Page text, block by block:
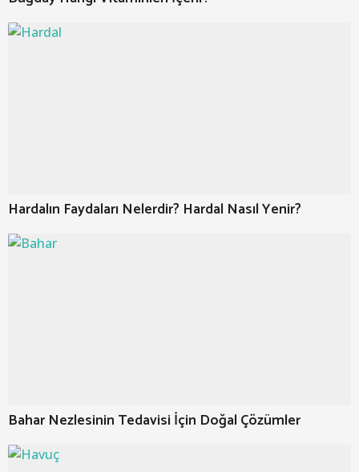
Hardalın Faydaları Nelerdir? Hardal Nasıl Yenir?
Bahar Nezlesinin Tedavisi İçin Doğal Çözümler